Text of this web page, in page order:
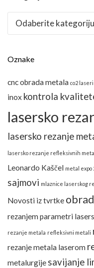
Kategorije
Oznake
cnc obrada metala co2 laseri
inox kontrola
lasersko
lasersko rezanje
lasersko rezanje refleksivnih
Leonardo Kaščel metal expo
sajmovi mlaznice laserskog
Novosti iz tvrtke
rezanjem parametri
rezanje metala refleksivni metali
rezanje metala laserom
metalurgije savijanje